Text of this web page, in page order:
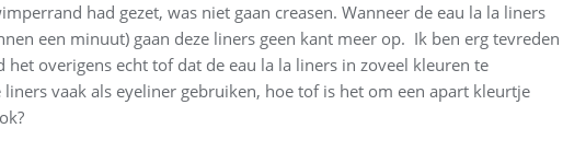
had gezet, was niet gaan creasen. Wanneer de eau la la liners
een minuut) gaan deze liners geen kant meer op. Ik ben erg tevreden
het overigens echt tof dat de eau la la liners in zoveel kleuren te
vaak als eyeliner gebruiken, hoe tof is het om een apart kleurtje